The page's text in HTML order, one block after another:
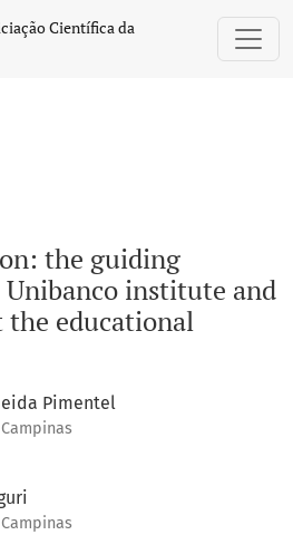
principles of the
Científica da
the guiding
institute and
the educational
Pimentel